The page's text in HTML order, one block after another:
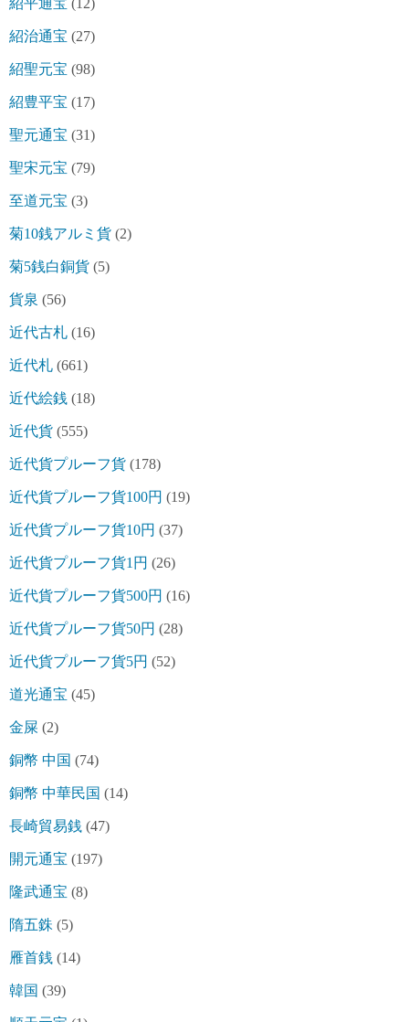
紹平通宝 (12)
紹治通宝 (27)
紹聖元宝 (98)
紹豊平宝 (17)
聖元通宝 (31)
聖宋元宝 (79)
至道元宝 (3)
菊10銭アルミ貨 (2)
菊5銭白銅貨 (5)
貨泉 (56)
近代古札 (16)
近代札 (661)
近代絵銭 (18)
近代貨 (555)
近代貨プルーフ貨 (178)
近代貨プルーフ貨100円 (19)
近代貨プルーフ貨10円 (37)
近代貨プルーフ貨1円 (26)
近代貨プルーフ貨500円 (16)
近代貨プルーフ貨50円 (28)
近代貨プルーフ貨5円 (52)
道光通宝 (45)
金屎 (2)
銅幣 中国 (74)
銅幣 中華民国 (14)
長崎貿易銭 (47)
開元通宝 (197)
隆武通宝 (8)
隋五銖 (5)
雁首銭 (14)
韓国 (39)